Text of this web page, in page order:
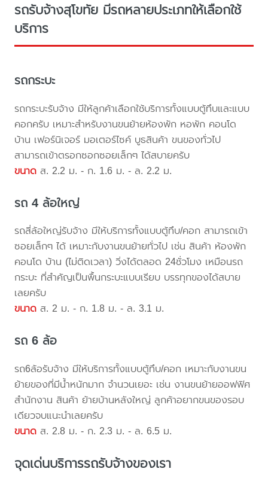
รถรับจ้างสุโขทัย มีรถหลายประเภทให้เลือกใช้
บริการ
รถกระบะ
รถกระบะรับจ้าง มีให้ลูกค้าเลือกใช้บริการทั้งแบบตู้ทึบและแบบ
คอกครับ เหมาะสำหรับงานขนย้ายห้องพัก หอพัก คอนโด
บ้าน เฟอร์นิเจอร์ มอเตอร์ไซค์ บูธสินค้า ขนของทั่วไป
สามารถเข้าตรอกซอกซอยเล็กๆ ได้สบายครับ
ขนาด ส. 2.2 ม. - ก. 1.6 ม. - ล. 2.2 ม.
รถ 4 ล้อใหญ่
รถสี่ล้อใหญ่รับจ้าง มีให้บริการทั้งแบบตู้ทึบ/คอก สามารถเข้า
ซอยเล็กๆ ได้ เหมาะกับงานขนย้ายทั่วไป เช่น สินค้า ห้องพัก
คอนโด บ้าน (ไม่ติดเวลา) วิ่งได้ตลอด 24ชั่วโมง เหมือนรถ
กระบะ ที่สำคัญเป็นพื้นกระบะแบบเรียบ บรรทุกของได้สบาย
เลยครับ
ขนาด ส. 2 ม. - ก. 1.8 ม. - ล. 3.1 ม.
รถ 6 ล้อ
รถ6ล้อรับจ้าง มีให้บริการทั้งแบบตู้ทึบ/คอก เหมาะกับงานขน
ย้ายของที่มีน้ำหนักมาก จำนวนเยอะ เช่น งานขนย้ายออฟฟิศ
สำนักงาน สินค้า ย้ายบ้านหลังใหญ่ ลูกค้าอยากขนของรอบ
เดียวจบแนะนำเลยครับ
ขนาด ส. 2.8 ม. - ก. 2.3 ม. - ล. 6.5 ม.
จุดเด่นบริการรถรับจ้างของเรา